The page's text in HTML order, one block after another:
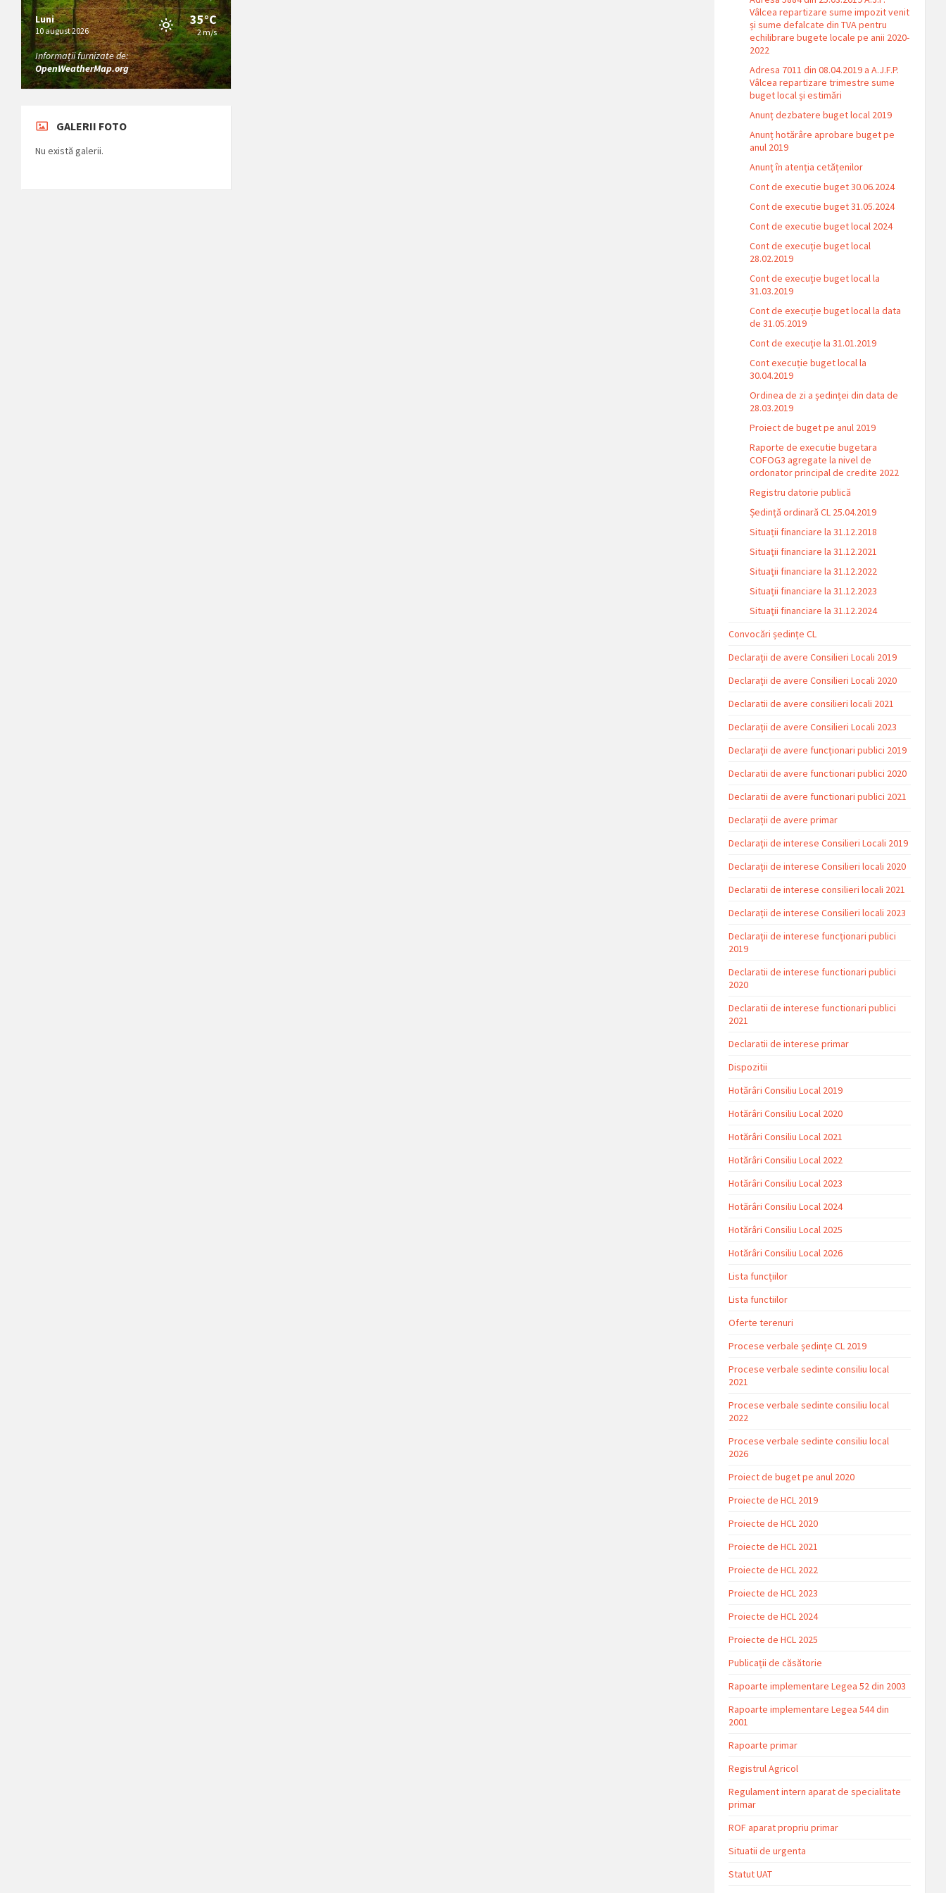
Luni
10 august 2026
35°C
2 m/s
Informații furnizate de:
OpenWeatherMap.org
GALERII FOTO
Nu există galerii.
Vâlcea repartizare sume impozit venit
și sume defalcate din TVA pentru
echilibrare bugete locale pe anii 2020-
2022
Adresa 7011 din 08.04.2019 a A.J.F.P.
Vâlcea repartizare trimestre sume
buget local și estimări
Anunț dezbatere buget local 2019
Anunț hotărâre aprobare buget pe
anul 2019
Anunț în atenția cetățenilor
Cont de executie buget 30.06.2024
Cont de executie buget 31.05.2024
Cont de executie buget local 2024
Cont de execuție buget local
28.02.2019
Cont de execuție buget local la
31.03.2019
Cont de execuție buget local la data
de 31.05.2019
Cont de execuție la 31.01.2019
Cont execuție buget local la
30.04.2019
Ordinea de zi a ședinței din data de
28.03.2019
Proiect de buget pe anul 2019
Raporte de executie bugetara
COFOG3 agregate la nivel de
ordonator principal de credite 2022
Registru datorie publică
Ședință ordinară CL 25.04.2019
Situații financiare la 31.12.2018
Situaţii financiare la 31.12.2021
Situaţii financiare la 31.12.2022
Situații financiare la 31.12.2023
Situaţii financiare la 31.12.2024
Convocări ședințe CL
Declarații de avere Consilieri Locali 2019
Declarații de avere Consilieri Locali 2020
Declaratii de avere consilieri locali 2021
Declarații de avere Consilieri Locali 2023
Declarații de avere funcționari publici 2019
Declaratii de avere functionari publici 2020
Declaratii de avere functionari publici 2021
Declarații de avere primar
Declarații de interese Consilieri Locali 2019
Declarații de interese Consilieri locali 2020
Declaratii de interese consilieri locali 2021
Declarații de interese Consilieri locali 2023
Declarații de interese funcționari publici
2019
Declaratii de interese functionari publici
2020
Declaratii de interese functionari publici
2021
Declaratii de interese primar
Dispozitii
Hotărâri Consiliu Local 2019
Hotărâri Consiliu Local 2020
Hotărâri Consiliu Local 2021
Hotărâri Consiliu Local 2022
Hotărâri Consiliu Local 2023
Hotărâri Consiliu Local 2024
Hotărâri Consiliu Local 2025
Hotărâri Consiliu Local 2026
Lista funcțiilor
Lista functiilor
Oferte terenuri
Procese verbale ședințe CL 2019
Procese verbale sedinte consiliu local
2021
Procese verbale sedinte consiliu local
2022
Procese verbale sedinte consiliu local
2026
Proiect de buget pe anul 2020
Proiecte de HCL 2019
Proiecte de HCL 2020
Proiecte de HCL 2021
Proiecte de HCL 2022
Proiecte de HCL 2023
Proiecte de HCL 2024
Proiecte de HCL 2025
Publicații de căsătorie
Rapoarte implementare Legea 52 din 2003
Rapoarte implementare Legea 544 din
2001
Rapoarte primar
Registrul Agricol
Regulament intern aparat de specialitate
primar
ROF aparat propriu primar
Situatii de urgenta
Statut UAT